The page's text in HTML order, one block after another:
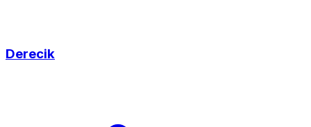
Derecik